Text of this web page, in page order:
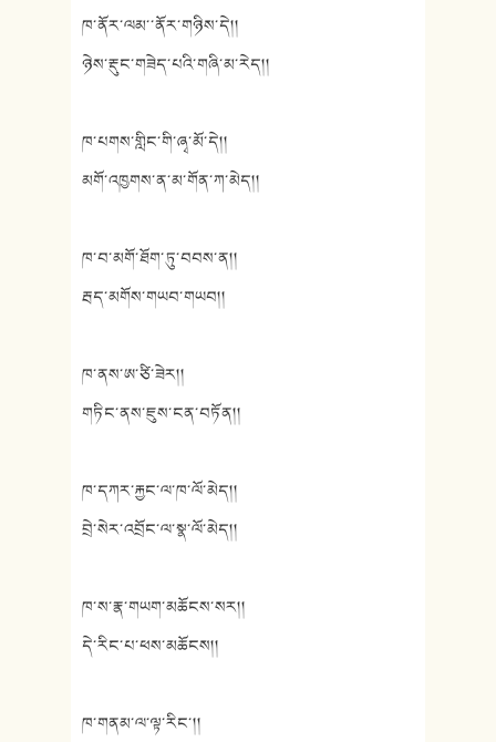
ཁ་ནོར་ལམ་་ནོར་གཉིས་དེ།།
ཉེས་རྡུང་གཟེད་པའི་གཞི་མ་རེད།།
ཁ་པགས་གླིང་གི་ཞྭ་མོ་དེ།།
མགོ་འཁྱགས་ན་མ་གོན་ཀ་མེད།།
ཁ་བ་མགོ་ཐོག་ཏུ་བབས་ན།།
རྦད་མགོས་གཡབ་གཡབ།།
ཁ་ནས་ཨ་ཙི་ཟེར།།
གཏིང་ནས་ཇུས་ངན་བཏོན།།
ཁ་དཀར་རྐྱང་ལ་ཁ་ལོ་མེད།།
བྲེ་སེར་འབྲོང་ལ་སྣ་ལོ་མེད།།
ཁ་ས་རྣ་གཡག་མཆོངས་སར།།
དེ་རིང་པ་ཕས་མཆོངས།།
ཁ་གནམ་ལ་ལྟ་རིང་།།